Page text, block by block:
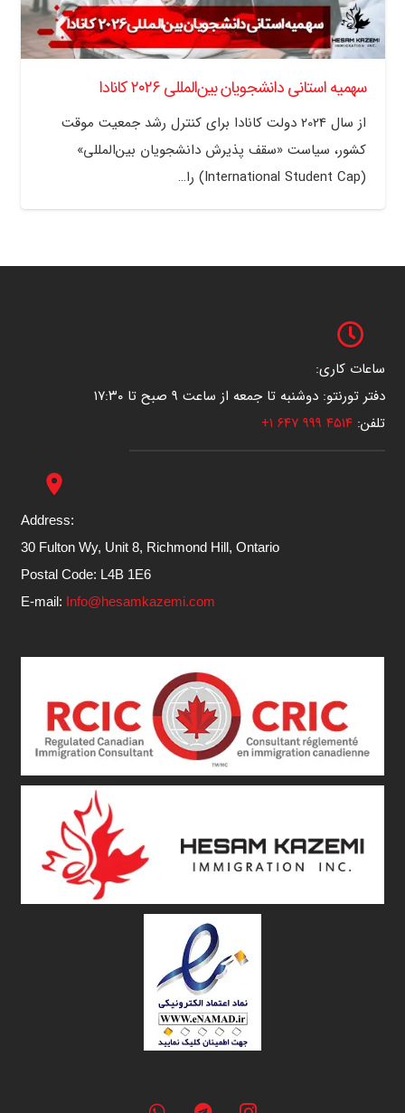
سهمیه استانی دانشجویان بین‌المللی ۲۰۲۶ کانادا
از سال 2024 دولت کانادا برای کنترل رشد جمعیت موقت
کشور، سیاست «سقف پذیرش دانشجویان بین‌المللی»
(International Student Cap) را…
ساعات کاری:
دفتر تورنتو: دوشنبه تا جمعه از ساعت ۹ صبح تا ۱۷:۳۰
تلفن:۴۵۱۴ ۹۹۹ ۶۴۷ ۱+
place
Address:
30 Fulton Wy, Unit 8, Richmond Hill, Ontario
Postal Code: L4B 1E6
E-mail: Info@hesamkazemi.com